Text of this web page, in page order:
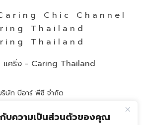
กับความเป็นส่วนตัวของคุณ
ริษัท บีอาร์ พีซี จำกัด
(662) 8920236